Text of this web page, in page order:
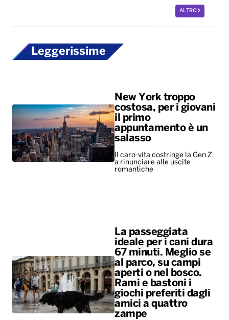
ALTRO
Leggerissime
New York troppo
costosa, per i giovani
il primo
appuntamento è un
salasso
Il caro-vita costringe la Gen Z
a rinunciare alle uscite
romantiche
La passeggiata
ideale per i cani dura
67 minuti. Meglio se
al parco, su campi
aperti o nel bosco.
Rami e bastoni i
giochi preferiti dagli
amici a quattro
zampe